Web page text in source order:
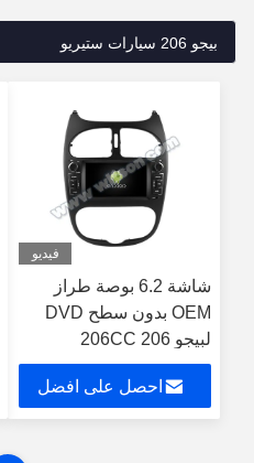
بيجو 206 سيارات ستيريو
فيديو
شاشة 6.2 بوصة طراز
OEM بدون سطح DVD
لبيجو 206 206CC
206SW 1998-2016
سيتروين C2 2004-2008احصل على افضل